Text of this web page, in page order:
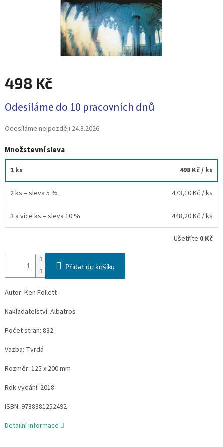
498 Kč
cena:
Odesíláme do 10 pracovních dnů
Odesíláme nejpozději 24.8.2026
Množstevní sleva
1 ks 498 Kč/ ks
2 ks = sleva 5 % 473,10 Kč / ks
3 a více ks = sleva 10 % 448,20 Kč / ks
Ušetříte 0 Kč
Přidat do košíku
Autor: Ken Follett
Nakladatelství: Albatros
Počet stran: 832
Vazba: Tvrdá
Rozměr: 125 x 200 mm
Rok vydání: 2018
ISBN: 9788381252492
Detailní informace